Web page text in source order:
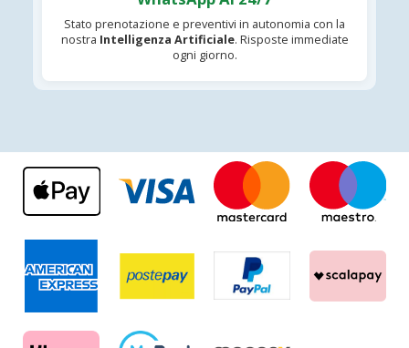
Stato prenotazione e preventivi in autonomia con la
nostra Intelligenza Artificiale. Risposte immediate
ogni giorno.